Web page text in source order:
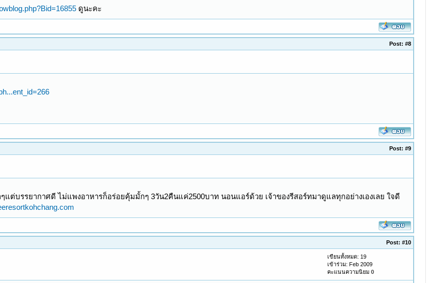
ดูนะคะ
Post:#8
Post:#9
แต่บรรยากาศดี ไม่แพงอาหารก็อร่อยคุ้มมั้กๆ 3วัน2คืนแค่2500บาท นอนแอร์ด้วย เจ้าของรีสอร์ทมาดูแลทุกอย่างเองเลย ใจดี
Post:#10
เขียนทั้งหมด: 19
เข้าร่วม: Feb 2009
คะแนนความนิยม0